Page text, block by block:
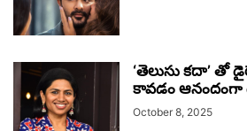
‘తెలుసు కదా’ తో
కావడం ఆనందంగా
October 8, 2025